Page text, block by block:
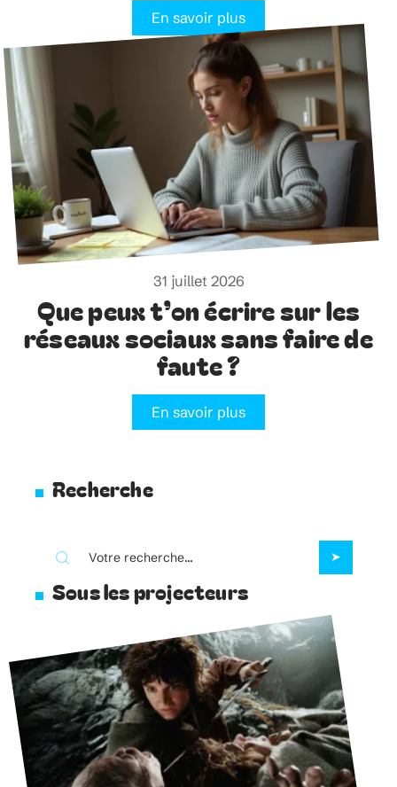
En savoir plus
31 juillet 2026
Que peux t’on écrire sur les
réseaux sociaux sans faire de
faute ?
En savoir plus
Recherche
Sous les projecteurs